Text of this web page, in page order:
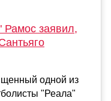
заявил,
одной из
"Реала"